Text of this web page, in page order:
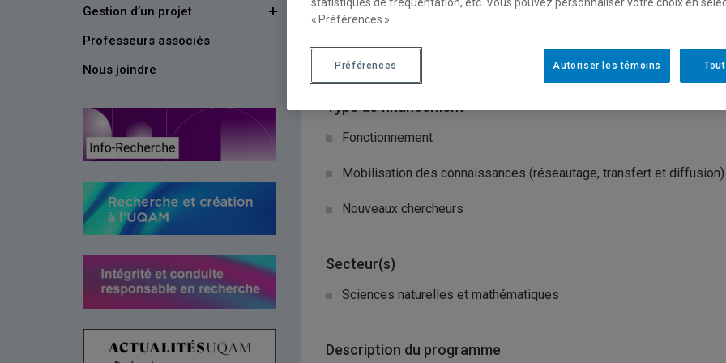
Gestion d’un projet
Professeurs associés
Nous joindre
Organisme(s) porteur(s)
Google
Type de financement
Fonctionnement
Mobilisation des connaissances (réseautage, transfert et diffusion)
Nouveaux chercheurs
Secteur(s)
Sciences naturelles et mathématiques
Description du programme
« Préférences ».
Autoriser les témoins
Préférences